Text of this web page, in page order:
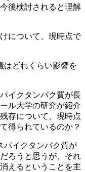
後検討されると理解
について、現時点で
はどれくらい影響を
イクタンパク質が長
ル大学の研究が紹介
存について、現時点
得られているのか？
パイクタンパク質が
ろうと思うが、それ
えるということを主